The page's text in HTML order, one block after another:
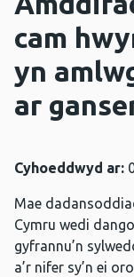
cam
yn
ar
Cyhoeddwyd ar:
Mae
Cymru wedi
gyfrannu’n
a’r nifer sy’n ei